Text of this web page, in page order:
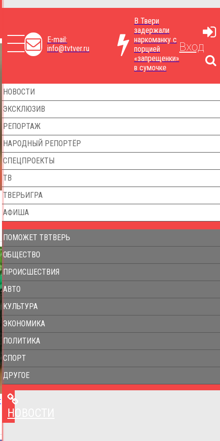
E-mail:
info@tvtver.ru
В Твери
задержали
наркоманку с
порцией
«запрещенки»
в сумочке
Вход
НОВОСТИ
ЭКСКЛЮЗИВ
РЕПОРТАЖ
НАРОДНЫЙ РЕПОРТЁР
СПЕЦПРОЕКТЫ
ТВ
ТВЕРЬИГРА
АФИША
ПОМОЖЕТ ТВТВЕРЬ
ОБЩЕСТВО
ПРОИСШЕСТВИЯ
АВТО
КУЛЬТУРА
ЭКОНОМИКА
ПОЛИТИКА
СПОРТ
ДРУГОЕ
НОВОСТИ